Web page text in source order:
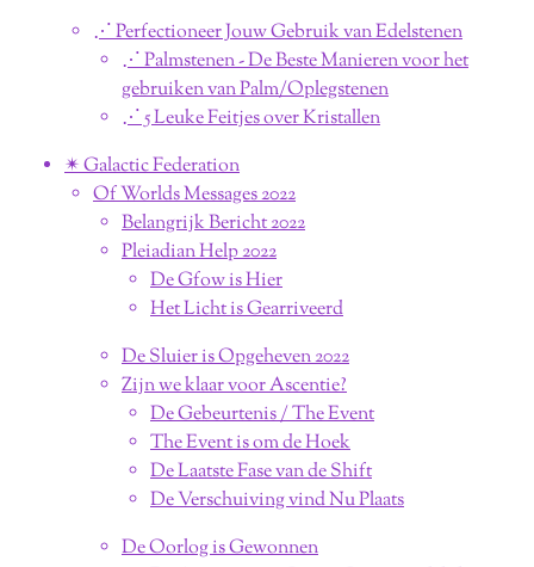
⋰ Perfectioneer Jouw Gebruik van Edelstenen
⋰ Palmstenen - De Beste Manieren voor het
gebruiken van Palm/Oplegstenen
⋰ 5 Leuke Feitjes over Kristallen
✴︎ Galactic Federation
Of Worlds Messages 2022
Belangrijk Bericht 2022
Pleiadian Help 2022
De Gfow is Hier
Het Licht is Gearriveerd
De Sluier is Opgeheven 2022
Zijn we klaar voor Ascentie?
De Gebeurtenis / The Event
The Event is om de Hoek
De Laatste Fase van de Shift
De Verschuiving vind Nu Plaats
De Oorlog is Gewonnen